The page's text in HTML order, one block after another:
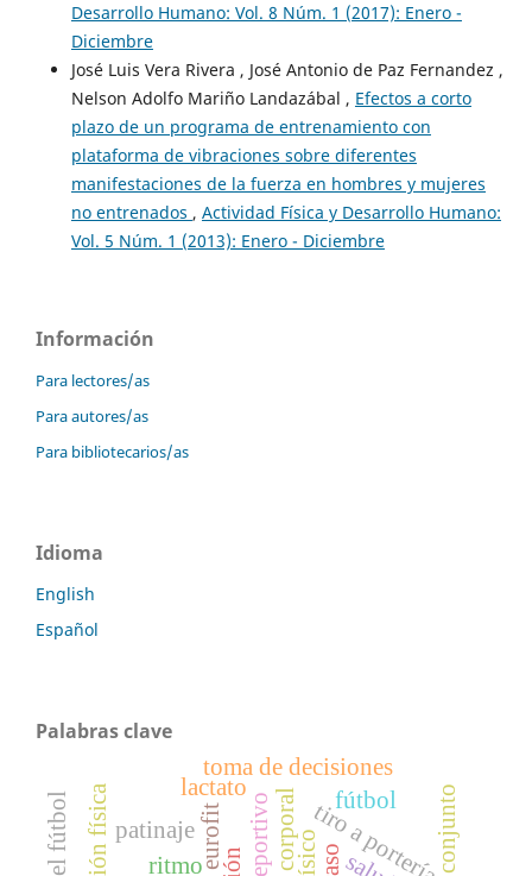
Desarrollo Humano: Vol. 8 Núm. 1 (2017): Enero -
Diciembre
José Luis Vera Rivera , José Antonio de Paz Fernandez ,
Nelson Adolfo Mariño Landazábal , Efectos a corto
plazo de un programa de entrenamiento con
plataforma de vibraciones sobre diferentes
manifestaciones de la fuerza en hombres y mujeres
no entrenados , Actividad Física y Desarrollo Humano:
Vol. 5 Núm. 1 (2013): Enero - Diciembre
Información
Para lectores/as
Para autores/as
Para bibliotecarios/as
Idioma
English
Español
Palabras clave
tiro a portería
patinaje
toma de decisiones
fútbol
eurofit
ritmo
lactato